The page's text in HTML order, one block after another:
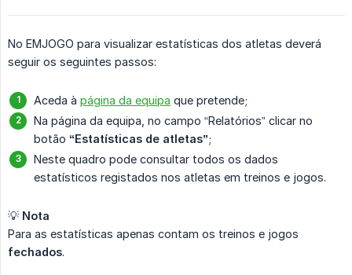
No EMJOGO para visualizar estatísticas dos atletas deverá
seguir os seguintes passos:
Aceda à página da equipa que pretende;
Na página da equipa, no campo “Relatórios” clicar no
botão “Estatísticas de atletas”;
Neste quadro pode consultar todos os dados
estatísticos registados nos atletas em treinos e jogos.
💡 Nota
Para as estatísticas apenas contam os treinos e jogos
fechados.